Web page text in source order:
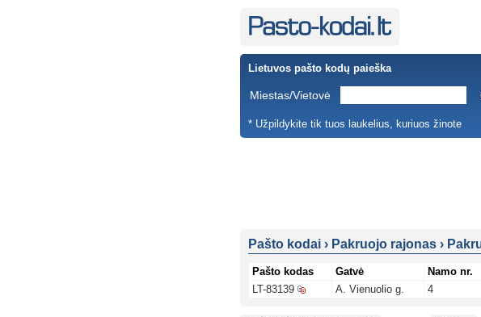
Lietuvos pašto kodų paieška
Miestas/Vietovė
* Užpildykite tik tuos laukelius, kuriuos žinote
Pašto kodai › Pakruojo rajonas ›
Pašto kodas Gatvė Namo nr.
LT-83139
A. Vienuolio g. 4